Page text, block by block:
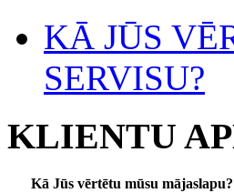
KĀ JŪS
SERVISU?
KLIENTU
Kā Jūs vērtētu mūsu mājaslapu?